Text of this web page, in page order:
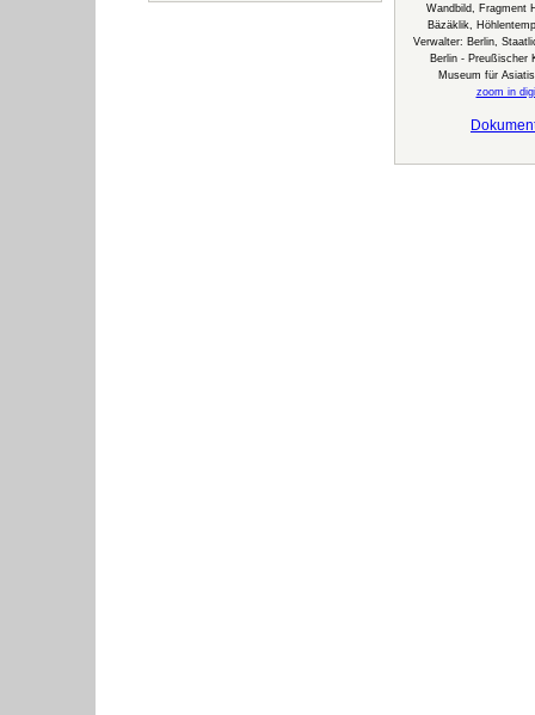
Wandbild, Fragment
Bäzäklik,
Verwalter: Berlin,
Berlin - Preußischer
Museum für
zoom in